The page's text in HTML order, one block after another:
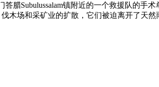
腊Subulussalam镇附近的一个救援队的
木场和采矿业的扩散，它们被迫离开了天